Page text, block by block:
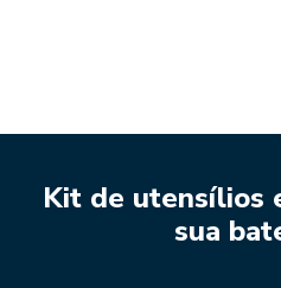
Kit de utensílios
sua